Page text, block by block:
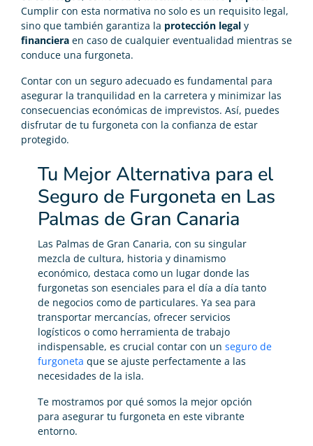
Cumplir con esta normativa no solo es un requisito legal,
sino que también garantiza la protección legal y
financiera en caso de cualquier eventualidad mientras se
conduce una furgoneta.
Contar con un seguro adecuado es fundamental para
asegurar la tranquilidad en la carretera y minimizar las
consecuencias económicas de imprevistos. Así, puedes
disfrutar de tu furgoneta con la confianza de estar
protegido.
Tu Mejor Alternativa para el
Seguro de Furgoneta en Las
Palmas de Gran Canaria
Las Palmas de Gran Canaria, con su singular
mezcla de cultura, historia y dinamismo
económico, destaca como un lugar donde las
furgonetas son esenciales para el día a día tanto
de negocios como de particulares. Ya sea para
transportar mercancías, ofrecer servicios
logísticos o como herramienta de trabajo
indispensable, es crucial contar con un seguro de
furgoneta que se ajuste perfectamente a las
necesidades de la isla.
Te mostramos por qué somos la mejor opción
para asegurar tu furgoneta en este vibrante
entorno.